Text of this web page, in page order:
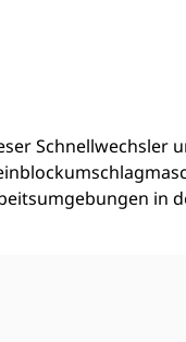
Schnellwechsler
in